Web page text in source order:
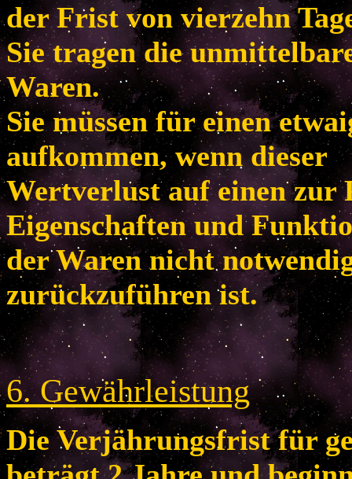
der Frist von vierzehn
Sie tragen die
Waren.
Sie müssen für einen
aufkommen, wenn dieser
Wertverlust auf einen zur
Eigenschaften und
der Waren nicht
zurückzuführen ist.
6. Gewährleistung
Die Verjährungsfrist für